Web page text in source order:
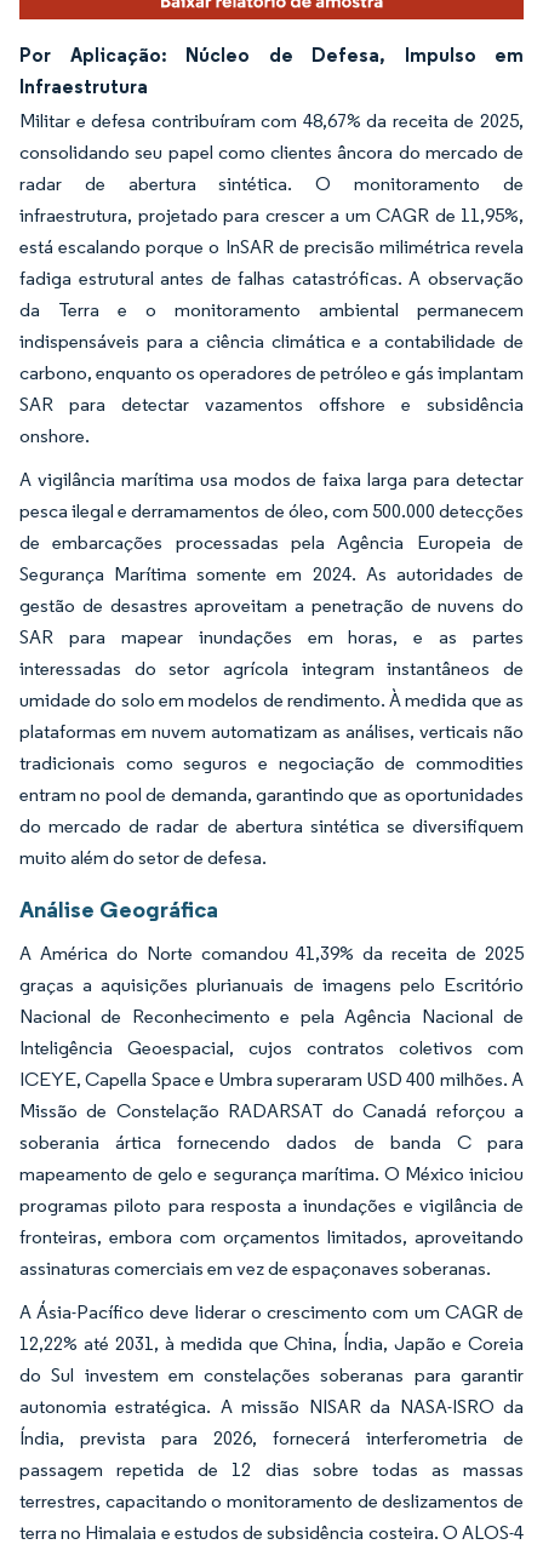
Por Aplicação: Núcleo de Defesa, Impulso em
Infraestrutura
Militar e defesa contribuíram com 48,67% da receita de 2025,
consolidando seu papel como clientes âncora do mercado de
radar de abertura sintética. O monitoramento de
infraestrutura, projetado para crescer a um CAGR de 11,95%,
está escalando porque o InSAR de precisão milimétrica revela
fadiga estrutural antes de falhas catastróficas. A observação
da Terra e o monitoramento ambiental permanecem
indispensáveis para a ciência climática e a contabilidade de
carbono, enquanto os operadores de petróleo e gás implantam
SAR para detectar vazamentos offshore e subsidência
onshore.
A vigilância marítima usa modos de faixa larga para detectar
pesca ilegal e derramamentos de óleo, com 500.000 detecções
de embarcações processadas pela Agência Europeia de
Segurança Marítima somente em 2024. As autoridades de
gestão de desastres aproveitam a penetração de nuvens do
SAR para mapear inundações em horas, e as partes
interessadas do setor agrícola integram instantâneos de
umidade do solo em modelos de rendimento. À medida que as
plataformas em nuvem automatizam as análises, verticais não
tradicionais como seguros e negociação de commodities
entram no pool de demanda, garantindo que as oportunidades
do mercado de radar de abertura sintética se diversifiquem
muito além do setor de defesa.
Análise Geográfica
A América do Norte comandou 41,39% da receita de 2025
graças a aquisições plurianuais de imagens pelo Escritório
Nacional de Reconhecimento e pela Agência Nacional de
Inteligência Geoespacial, cujos contratos coletivos com
ICEYE, Capella Space e Umbra superaram USD 400 milhões. A
Missão de Constelação RADARSAT do Canadá reforçou a
soberania ártica fornecendo dados de banda C para
mapeamento de gelo e segurança marítima. O México iniciou
programas piloto para resposta a inundações e vigilância de
fronteiras, embora com orçamentos limitados, aproveitando
assinaturas comerciais em vez de espaçonaves soberanas.
A Ásia-Pacífico deve liderar o crescimento com um CAGR de
12,22% até 2031, à medida que China, Índia, Japão e Coreia
do Sul investem em constelações soberanas para garantir
autonomia estratégica. A missão NISAR da NASA-ISRO da
Índia, prevista para 2026, fornecerá interferometria de
passagem repetida de 12 dias sobre todas as massas
terrestres, capacitando o monitoramento de deslizamentos de
terra no Himalaia e estudos de subsidência costeira. O ALOS-4